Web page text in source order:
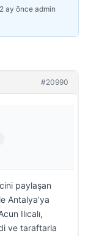
2 ay önce admin
#20990
paylaşan
Antalya’ya
Ilıcalı,
ve taraftarla